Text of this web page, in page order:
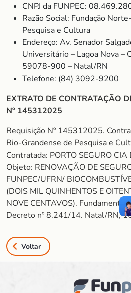
CNPJ da FUNPEC:
Razão Social: Fundação
Pesquisa e Cultura
Endereço: Av. Senador
Universitário – Lagoa Nova –
59078-900 – Natal/RN
Telefone: (84) 3092-9200
EXTRATO DE CONTRATAÇÃO
Nº 145312025
Requisição Nº 145312025.
Rio-Grandense de Pesquisa e
Contratada: PORTO SEGURO CIA
Objeto: RENOVAÇÃO DE
FUNPEC/UFRN/
(DOIS MIL QUINHENTOS E
NOVE CENTAVOS). Fundamento
Decreto nº 8.241/14. Natal/RN,
Voltar